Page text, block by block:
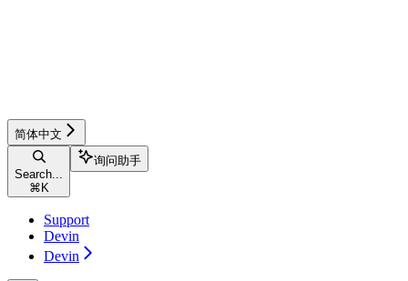
简体中文
Search...
⌘ K
询问助手
Support
Devin
Devin